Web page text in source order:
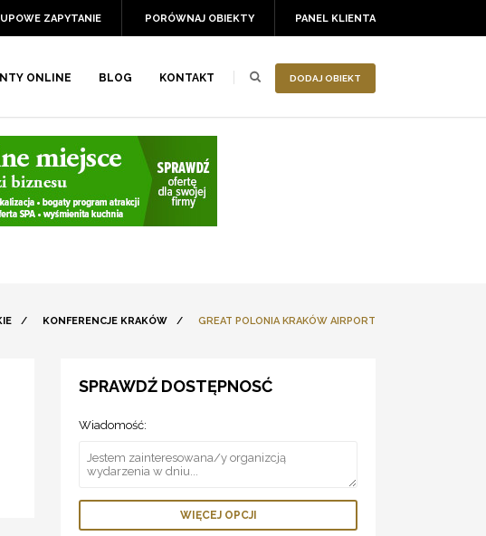
PANEL KLIENTA
PORÓWNAJ OBIEKTY
ZAPYTANIE
DODAJ OBIEKT
ONLINE BLOG KONTAKT
/ KONFERENCJE KRAKÓW / GREAT POLONIA KRAKÓW AIRPORT
SPRAWDŹ DOSTĘPNOSĆ
Wiadomość:
WIĘCEJ OPCJI